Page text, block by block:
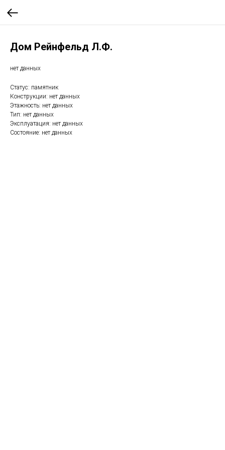
Дом Рейнфельд Л.Ф.
нет данных
Статус: памятник
Конструкции: нет данных
Этажность: нет данных
Тип: нет данных
Эксплуатация: нет данных
Состояние: нет данных